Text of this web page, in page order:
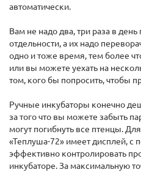
автоматически.
Вам не надо два, три раза в
отдельности, а их надо
одно и тоже время, тем более
или вы можете уехать на
том, кого бы попросить, чтобы
Ручные инкубаторы конечно
за того что вы можете забыть
могут погибнуть все птенцы.
«Теплуша-72» имеет дисплей,
эффективно контролировать
инкубаторе. За максимальную